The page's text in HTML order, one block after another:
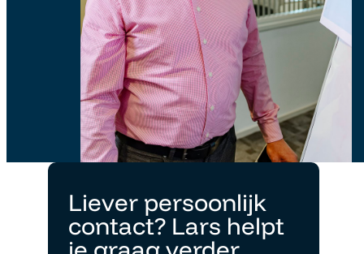
Liever persoonlijk
contact? Lars helpt